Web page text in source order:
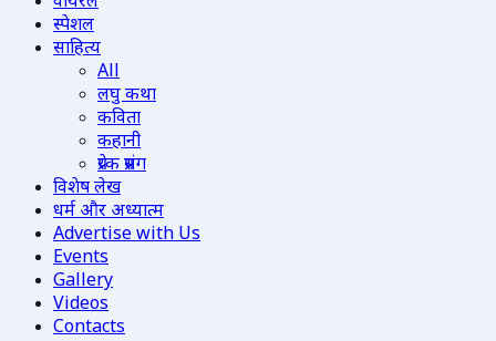
स्पेशल
साहित्य
All
लघु कथा
कविता
कहानी
प्रेरक प्रसंग
विशेष लेख
धर्म और अध्यात्म
Advertise with Us
Events
Gallery
Videos
Contacts